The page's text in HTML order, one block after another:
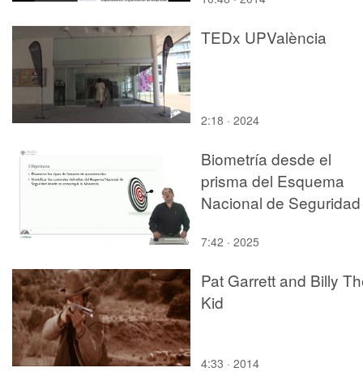
TEDx UPValència
2:18 · 2024
Biometría desde el
prisma del Esquema
Nacional de Seguridad
7:42 · 2025
Pat Garrett and Billy
Kid
4:33 · 2014